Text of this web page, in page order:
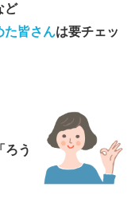
ど
た皆さんは要チェッ
ろう